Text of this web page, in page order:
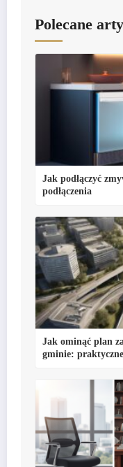
Polecane
Jak podłączyć
podłączenia
Jak ominąć plan
gminie: